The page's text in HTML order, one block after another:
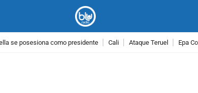
se posesiona como presidente Cali Ataque Teruel Epa